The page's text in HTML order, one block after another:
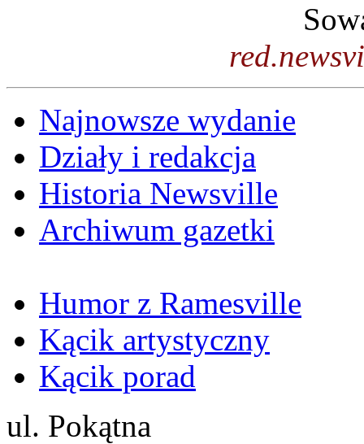
Najnowsze wydanie
Działy i redakcja
Historia Newsville
Archiwum gazetki
Humor z Ramesville
Kącik artystyczny
Kącik porad
ul. Pokątna